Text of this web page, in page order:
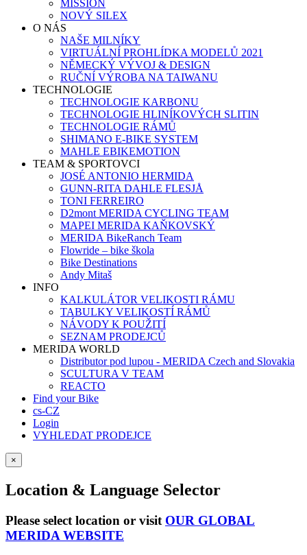
MISSION
NOVÝ SILEX
O NÁS
NAŠE MILNÍKY
VIRTUÁLNÍ PROHLÍDKA MODELŮ 2021
NĚMECKÝ VÝVOJ & DESIGN
RUČNÍ VÝROBA NA TAIWANU
TECHNOLOGIE
TECHNOLOGIE KARBONU
TECHNOLOGIE HLINÍKOVÝCH SLITIN
TECHNOLOGIE RÁMŮ
SHIMANO E-BIKE SYSTEM
MAHLE EBIKEMOTION
TEAM & SPORTOVCI
JOSÉ ANTONIO HERMIDA
GUNN-RITA DAHLE FLESJÅ
TONI FERREIRO
D2mont MERIDA CYCLING TEAM
MAPEI MERIDA KAŇKOVSKÝ
MERIDA BikeRanch Team
Flowride – bike škola
Bike Destinations
Andy Mitaš
INFO
KALKULÁTOR VELIKOSTI RÁMU
TABULKY VELIKOSTÍ RÁMŮ
NÁVODY K POUŽITÍ
SEZNAM PRODEJCŮ
MERIDA WORLD
Distributor pod lupou - MERIDA Czech and Slovakia
SCULTURA V TEAM
REACTO
Find your Bike
cs-CZ
Login
VYHLEDAT PRODEJCE
×
Location & Language Selector
Please select location or visit OUR GLOBAL
MERIDA WEBSITE